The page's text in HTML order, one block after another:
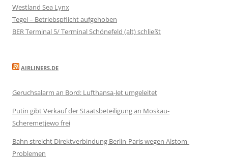
Westland Sea Lynx
Tegel – Betriebspflicht aufgehoben
BER Terminal 5/ Terminal Schönefeld (alt) schließt
AIRLINERS.DE
Geruchsalarm an Bord: Lufthansa-Jet umgeleitet
Putin gibt Verkauf der Staatsbeteiligung an Moskau-
Scheremetjewo frei
Bahn streicht Direktverbindung Berlin-Paris wegen Alstom-
Problemen